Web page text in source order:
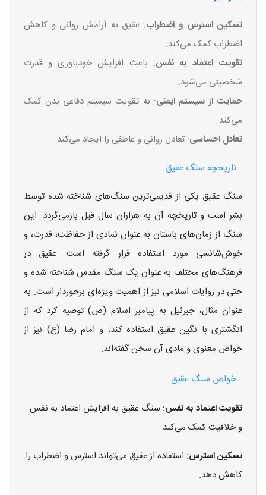
تسکین استرس و اضطراب: عقیق به آرامش روانی و کاهش
اضطراب کمک می‌کند.
تقویت اعتماد به نفس: باعث افزایش خودباوری و قدرت
شخصیتی می‌شود.
حمایت از سیستم ایمنی: به تقویت سیستم دفاعی بدن کمک
می‌کند.
تعادل احساسی: تعادل روانی و عاطفی را ایجاد می‌کند.
تاریخچه سنگ عقیق
سنگ عقیق یکی از قدیمی‌ترین سنگ‌های شناخته شده توسط
بشر است و تاریخچه آن به هزاران سال قبل بازمی‌گردد. این
سنگ از زمان‌های باستان به عنوان نمادی از حفاظت، قدرت، و
خوش‌شانسی مورد استفاده قرار گرفته است. عقیق در
فرهنگ‌های مختلف به عنوان یک سنگ مقدس شناخته شده و
حتی در روایات اسلامی نیز از اهمیت ویژه‌ای برخوردار است. به
عنوان مثال، جبرئیل به پیامبر اسلام (ص) توصیه کرد که از
انگشتری با نگین عقیق استفاده کند، و امام رضا (ع) نیز از
خواص معنوی و مادی آن سخن گفته‌اند.
خواص سنگ عقیق
تقویت اعتماد به نفس: سنگ عقیق به افزایش اعتماد به نفس
و خلاقیت کمک می‌کند.
تسکین استرس: استفاده از عقیق می‌تواند استرس و اضطراب را
کاهش دهد.